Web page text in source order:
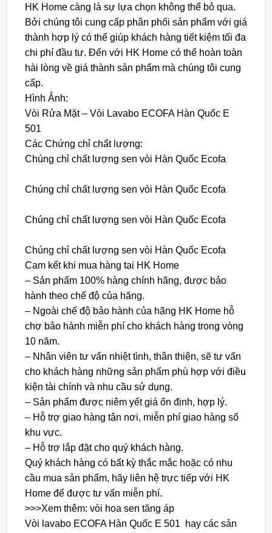
HK Home càng là sự lựa chọn không thể bỏ qua.
Bởi chúng tôi cung cấp phân phối sản phẩm với giá
thành hợp lý có thể giúp khách hàng tiết kiệm tối đa
chi phí đầu tư. Đến với HK Home có thể hoàn toàn
hài lòng về giá thành sản phẩm mà chúng tôi cung
cấp.
Hình Ảnh:
Vòi Rửa Mặt – Vòi Lavabo ECOFA Hàn Quốc E
501
Các Chứng chỉ chất lượng:
Chúng chỉ chất lượng sen vòi Hàn Quốc Ecofa
Chúng chỉ chất lượng sen vòi Hàn Quốc Ecofa
Chúng chỉ chất lượng sen vòi Hàn Quốc Ecofa
Chúng chỉ chất lượng sen vòi Hàn Quốc Ecofa
Cam kết khi mua hàng tại HK Home
– Sản phẩm 100% hàng chính hãng, được bảo
hành theo chế độ của hãng.
– Ngoài chế độ bảo hành của hãng HK Home hỗ
chợ bảo hành miễn phí cho khách hàng trong vòng
10 năm.
– Nhân viên tư vấn nhiệt tình, thân thiện, sẽ tư vấn
cho khách hàng những sản phẩm phù hợp với điều
kiện tài chính và nhu cầu sử dụng.
– Sản phẩm được niêm yết giá ổn định, hợp lý.
– Hỗ trợ giao hàng tận nơi, miễn phí giao hàng số
khu vực.
– Hỗ trợ lắp đặt cho quý khách hàng.
Quý khách hàng có bất kỳ thắc mắc hoặc có nhu
cầu mua sản phẩm, hãy liên hệ trực tiếp với HK
Home để được tư vấn miễn phí.
>>>Xem thêm: vòi hoa sen tăng áp
Vòi lavabo ECOFA Hàn Quốc E 501 hay các sản